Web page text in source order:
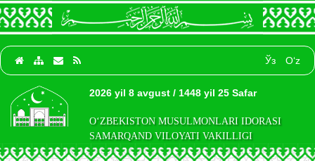
Ўз O‘z
2026 yil 8 avgust / 1448 yil 25 Safar
O‘ZBEKISTON MUSULMONLARI IDORASI
SAMARQAND VILOYATI VAKILLIGI